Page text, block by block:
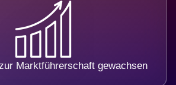
Marktführerschaft gewachsen